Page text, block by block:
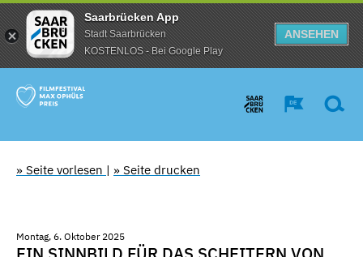
Saarbrücken App
Stadt Saarbrücken
KOSTENLOS - Bei Google Play
ANSEHEN
» Seite vorlesen | » Seite drucken
Montag, 6. Oktober 2025